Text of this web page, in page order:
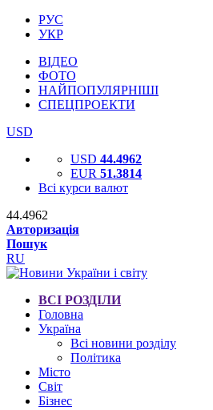
РУС
УКР
ВІДЕО
ФОТО
НАЙПОПУЛЯРНІШІ
СПЕЦПРОЕКТИ
USD
USD 44.4962
EUR 51.3814
Всі курси валют
44.4962
Авторизація
Пошук
RU
ВСІ РОЗДІЛИ
Головна
Україна
Всі новини розділу
Політика
Місто
Світ
Бізнес